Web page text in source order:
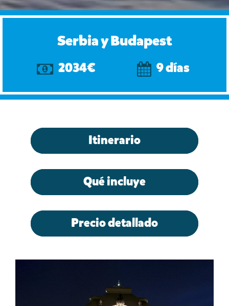
Serbia y Budapest
2034€ 9 días
Itinerario
Qué incluye
Precio detallado